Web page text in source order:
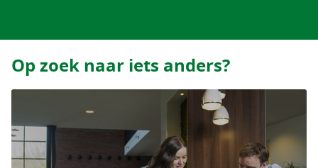
Op zoek naar iets anders?